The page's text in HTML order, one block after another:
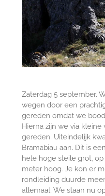
Zaterdag 5 september.
wegen door een
gereden omdat we
Hierna zijn we via
gereden. Uiteindelijk
Bramabiau aan. Dit is
hele hoge steile grot,
meter hoog. Je kon er
rondleiding duurde
allemaal. We staan nu